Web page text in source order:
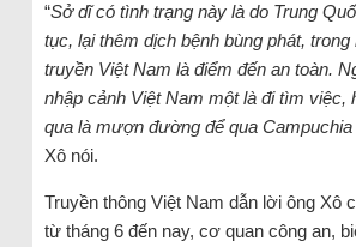
“Sở dĩ có tình trạng này là do Trung
tục, lại thêm dịch bệnh bùng phát, trong
truyền Việt Nam là điểm đến an toàn.
nhập cảnh Việt Nam một là đi tìm việc,
qua là mượn đường để qua Campuchia
Xô nói.
Truyền thông Việt Nam dẫn lời ông Xô
từ tháng 6 đến nay, cơ quan công an,